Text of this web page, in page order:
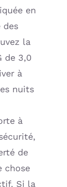
en
des
la
de 3,0
à
nuits
à
de
chose
Si la